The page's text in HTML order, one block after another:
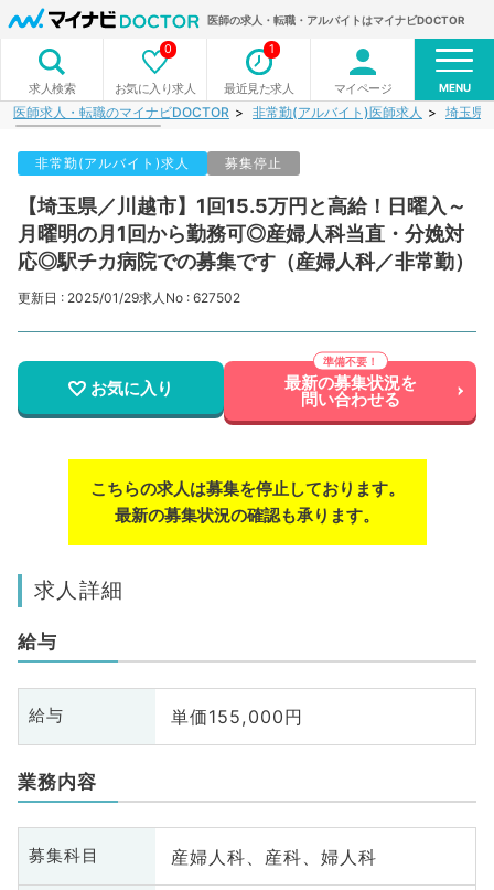
医師の求人・転職・アルバイトはマイナビDOCTOR
求人検索 お気に入り求人
0
最近見た求人
1
マイページ MENU
医師求人・転職のマイナビDOCTOR 非常勤(アルバイト)医師求人 埼玉県
非常勤(アルバイト)求人 募集停止
【埼玉県／川越市】1回15.5万円と高給！日曜入～
月曜明の月1回から勤務可◎産婦人科当直・分娩対
応◎駅チカ病院での募集です（産婦人科／非常勤）
更新日 : 2025/01/29求人No : 627502
お気に入り 最新の募集状況を
問い合わせる
こちらの求人は募集を停止しております。
最新の募集状況の確認も承ります。
求人詳細
給与
給与 単価155,000円
業務内容
募集科目 産婦人科、産科、婦人科